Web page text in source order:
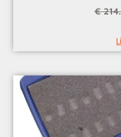
€